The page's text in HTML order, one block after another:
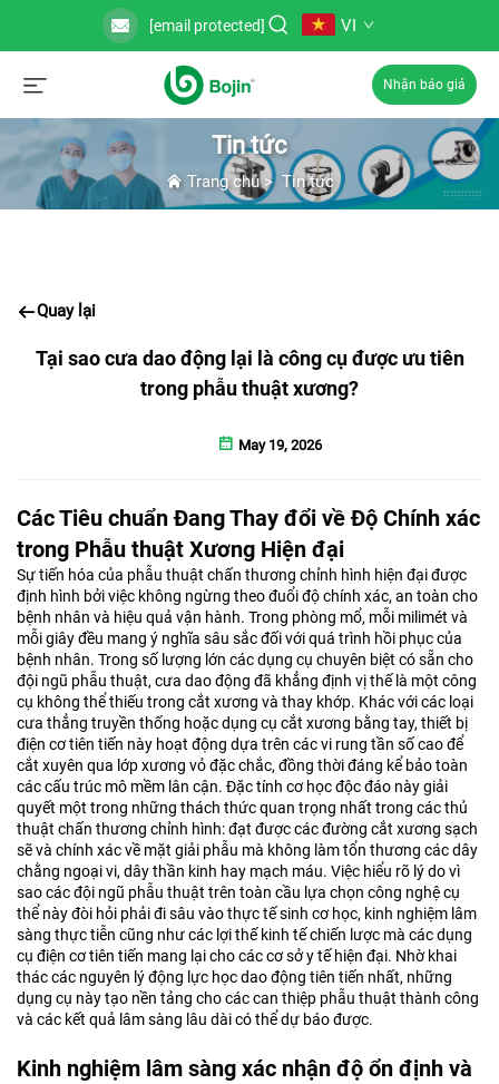
[email protected] VI
Nhận báo giá
Tin tức
Trang chủ> Tin tức
Quay lại
Tại sao cưa dao động lại là công cụ được ưu tiên
trong phẫu thuật xương?
May 19, 2026
Các Tiêu chuẩn Đang Thay đổi về Độ Chính xác
trong Phẫu thuật Xương Hiện đại
Sự tiến hóa của phẫu thuật chấn thương chỉnh hình hiện đại được
định hình bởi việc không ngừng theo đuổi độ chính xác, an toàn cho
bệnh nhân và hiệu quả vận hành. Trong phòng mổ, mỗi milimét và
mỗi giây đều mang ý nghĩa sâu sắc đối với quá trình hồi phục của
bệnh nhân. Trong số lượng lớn các dụng cụ chuyên biệt có sẵn cho
đội ngũ phẫu thuật, cưa dao động đã khẳng định vị thế là một công
cụ không thể thiếu trong cắt xương và thay khớp. Khác với các loại
cưa thẳng truyền thống hoặc dụng cụ cắt xương bằng tay, thiết bị
điện cơ tiên tiến này hoạt động dựa trên các vi rung tần số cao để
cắt xuyên qua lớp xương vỏ đặc chắc, đồng thời đáng kể bảo toàn
các cấu trúc mô mềm lân cận. Đặc tính cơ học độc đáo này giải
quyết một trong những thách thức quan trọng nhất trong các thủ
thuật chấn thương chỉnh hình: đạt được các đường cắt xương sạch
sẽ và chính xác về mặt giải phẫu mà không làm tổn thương các dây
chằng ngoại vi, dây thần kinh hay mạch máu. Việc hiểu rõ lý do vì
sao các đội ngũ phẫu thuật trên toàn cầu lựa chọn công nghệ cụ
thể này đòi hỏi phải đi sâu vào thực tế sinh cơ học, kinh nghiệm lâm
sàng thực tiễn cũng như các lợi thế kinh tế chiến lược mà các dụng
cụ điện cơ tiên tiến mang lại cho các cơ sở y tế hiện đại. Nhờ khai
thác các nguyên lý động lực học dao động tiên tiến nhất, những
dụng cụ này tạo nền tảng cho các can thiệp phẫu thuật thành công
và các kết quả lâm sàng lâu dài có thể dự báo được.
Kinh nghiệm lâm sàng xác nhận độ ổn định và